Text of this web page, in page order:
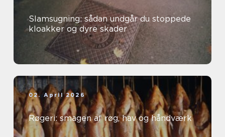
Slamsugning: sådan undgår du stoppede
kloakker og dyre skader
02. April 2026
Røgeri: smagen af røg, hav og håndværk